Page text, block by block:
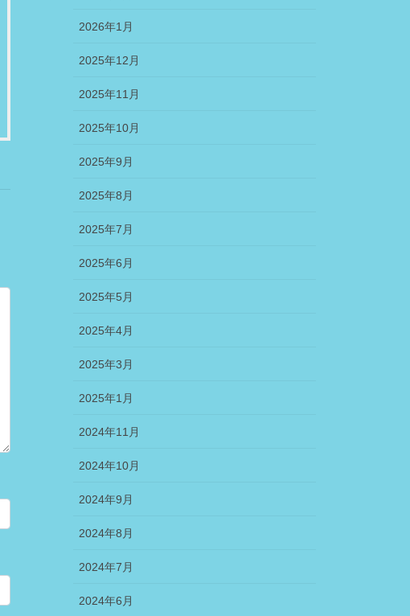
2026年1月
2025年12月
2025年11月
2025年10月
2025年9月
2025年8月
2025年7月
2025年6月
2025年5月
2025年4月
2025年3月
2025年1月
2024年11月
2024年10月
2024年9月
2024年8月
2024年7月
2024年6月